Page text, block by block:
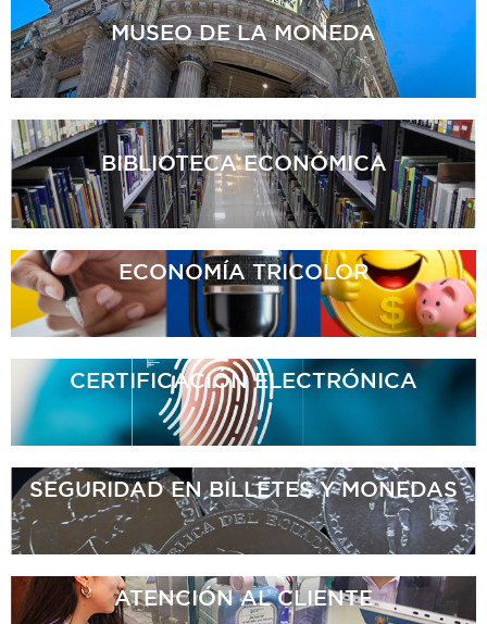
MUSEODE LA MONEDA
BIBLIOTECAECONÓMICA
ECONOMÍATRICOLOR
CERTIFICACIÓNELECTRÓNICA
SEGURIDAD EN BILLETESY MONEDAS
ATENCIÓNAL CLIENTE